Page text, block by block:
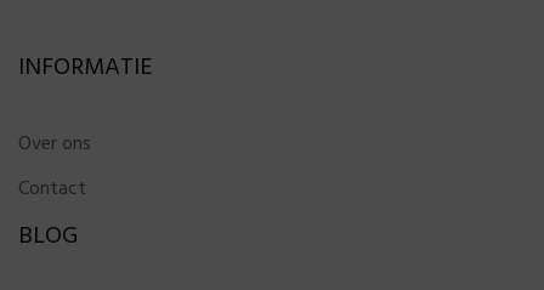
INFORMATIE
Over ons
Contact
BLOG